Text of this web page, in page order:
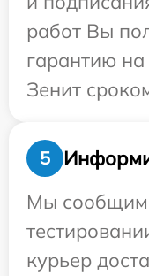
работ Вы
гарантию на
Зенит
5
Мы
курьер